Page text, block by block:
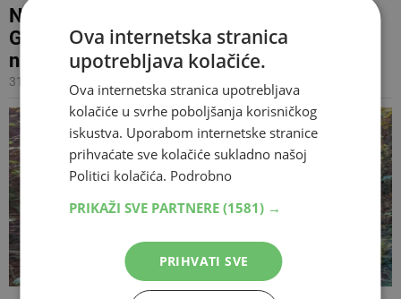
NISU VIŠE SAMO 'DIVLJI KONJI' Mještani
Goranaca i Bogodola sada muku muče s
napuštenim kravama i psima
31.01.2022 18:05
Ova internetska stranica
upotrebljava kolačiće.
Ova internetska stranica upotrebljava
kolačiće u svrhe poboljšanja korisničkog
iskustva. Uporabom internetske stranice
prihvaćate sve kolačiće sukladno našoj
Politici kolačića. Podrobno
PRIKAŽI SVE PARTNERE (1581) →
PRIHVATI SVE